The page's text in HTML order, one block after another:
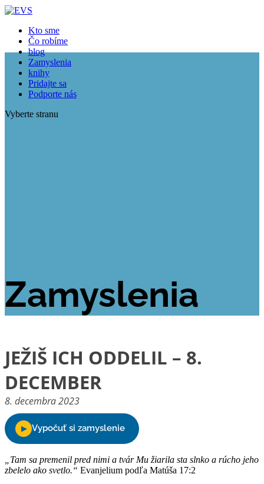
Kto sme
Čo robíme
blog
Zamyslenia
knihy
Pridajte sa
Podporte nás
Vyberte stranu
Zamyslenia
JEŽIŠ ICH ODDELIL – 8.
DECEMBER
8. decembra 2023
„Tam sa premenil pred nimi a tvár Mu žiarila sta slnko a rúcho jeho
zbelelo ako svetlo.“ Evanjelium podľa Matúša 17:2